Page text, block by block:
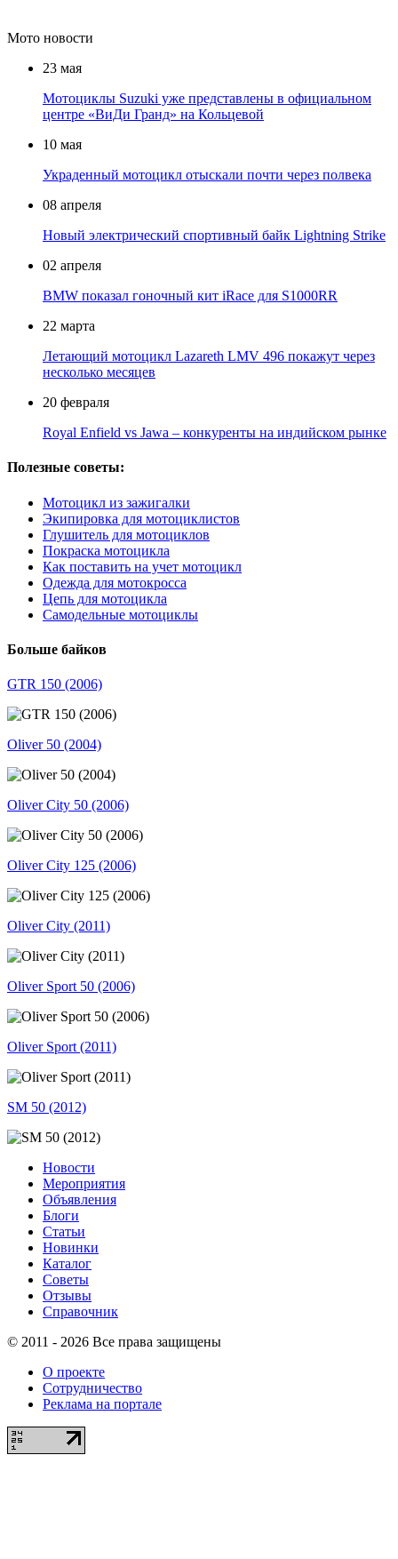
Мото новости
23 мая
Мотоциклы Suzuki уже представлены в официальном
центре «ВиДи Гранд» на Кольцевой
10 мая
Украденный мотоцикл отыскали почти через полвека
08 апреля
Новый электрический спортивный байк Lightning Strike
02 апреля
BMW показал гоночный кит iRace для S1000RR
22 марта
Летающий мотоцикл Lazareth LMV 496 покажут через
несколько месяцев
20 февраля
Royal Enfield vs Jawa – конкуренты на индийском рынке
Полезные советы:
Мотоцикл из зажигалки
Экипировка для мотоциклистов
Глушитель для мотоциклов
Покраска мотоцикла
Как поставить на учет мотоцикл
Одежда для мотокросса
Цепь для мотоцикла
Самодельные мотоциклы
Больше байков
GTR 150 (2006)
Oliver 50 (2004)
Oliver City 50 (2006)
Oliver City 125 (2006)
Oliver City (2011)
Oliver Sport 50 (2006)
Oliver Sport (2011)
SM 50 (2012)
Новости
Мероприятия
Объявления
Блоги
Статьи
Новинки
Каталог
Советы
Отзывы
Справочник
© 2011 - 2026 Все права защищены
О проекте
Сотрудничество
Реклама на портале